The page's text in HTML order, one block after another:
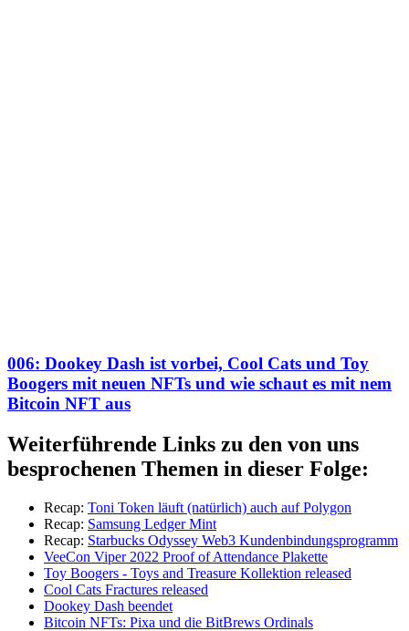
006: Dookey Dash ist vorbei, Cool Cats und Toy
Boogers mit neuen NFTs und wie schaut es mit nem
Bitcoin NFT aus
Weiterführende Links zu den von uns
besprochenen Themen in dieser Folge:
Recap: Toni Token läuft (natürlich) auch auf Polygon
Recap: Samsung Ledger Mint
Recap: Starbucks Odyssey Web3 Kundenbindungsprogramm
VeeCon Viper 2022 Proof of Attendance Plakette
Toy Boogers - Toys and Treasure Kollektion released
Cool Cats Fractures released
Dookey Dash beendet
Bitcoin NFTs: Pixa und die BitBrews Ordinals